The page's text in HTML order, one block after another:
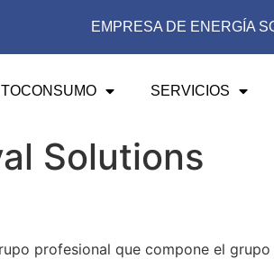
EMPRESA DE ENERGÍA
SERVICIOS
Solutions
profesional que compone el